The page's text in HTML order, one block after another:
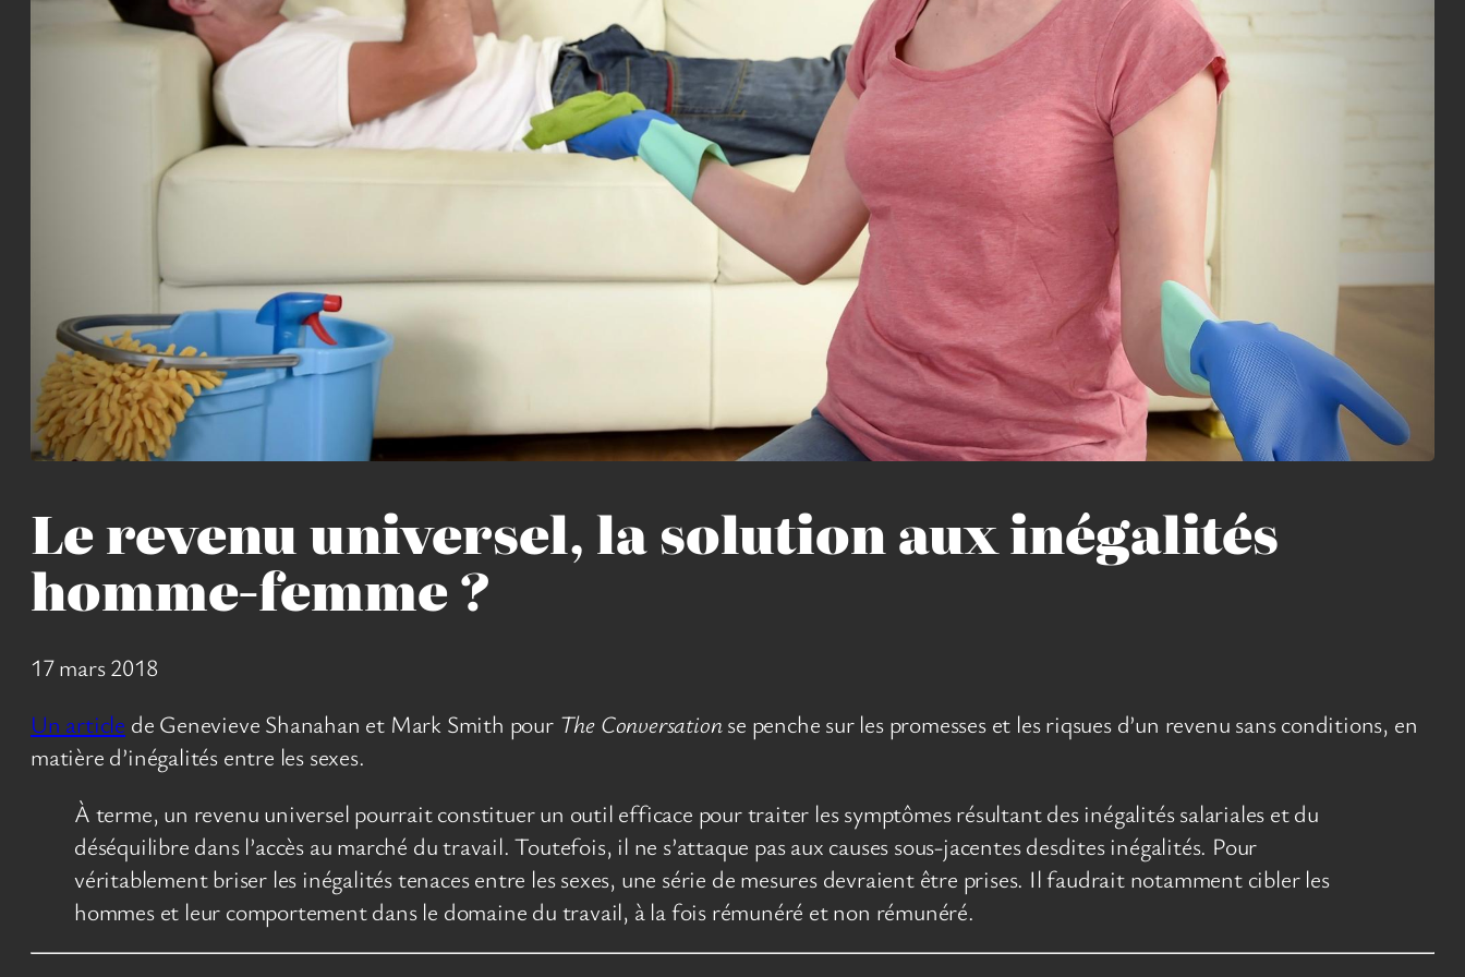
Le revenu universel, la solution aux inégalités
homme-femme ?
17 mars 2018
Un article de Genevieve Shanahan et Mark Smith pour The Conversationse penche sur les promesses et les riqsues d’un revenu sans conditions, en
matière d’inégalités entre les sexes.
À terme, un revenu universel pourrait constituer un outil efficace pour traiter les symptômes résultant des inégalités salariales et du
déséquilibre dans l’accès au marché du travail. Toutefois, il ne s’attaque pas aux causes sous-jacentes desdites inégalités. Pour
véritablement briser les inégalités tenaces entre les sexes, une série de mesures devraient être prises. Il faudrait notamment cibler les
hommes et leur comportement dans le domaine du travail, à la fois rémunéré et non rémunéré.